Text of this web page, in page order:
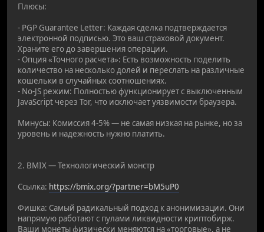
Плюсы:
- PGP Guarantee Letter: Каждая сделка подтверждается
электронной подписью. Это ваш страховой документ.
Храните его до завершения операции.
- Опция «Точного расчета»: Есть возможность поделить
количество на несколько долей и переслать на различные
кошельки в случайных соотношениях.
- No-JS режим: Полностью функционирует с выключенным
JavaScript через Tor, что исключает уязвимости браузера.
Минусы: Комиссия 4-5% — не самая низкая на рынке, но за
уровень и надежность нужно платить.
2. BMIX — Технологический монстр
Ссылка: https://bmix.org/?partner=bM5uP0
Фишка: Самый радикальный подход к анонимизации. Они
напрямую работают с пулами ликвидности криптобирж.
Ваши монеты физически меняются на «торговые», а не